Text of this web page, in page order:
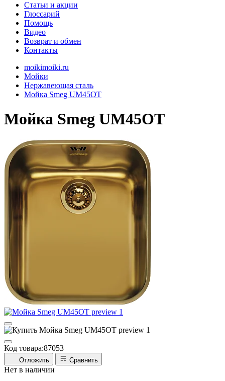
Статьи и акции
Глоссарий
Помощь
Видео
Возврат и обмен
Контакты
moikimoiki.ru
Мойки
Нержавеющая сталь
Мойка Smeg UM45OT
Мойка Smeg UM45OT
Код товара:87053
Отложить Сравнить
Нет в наличии